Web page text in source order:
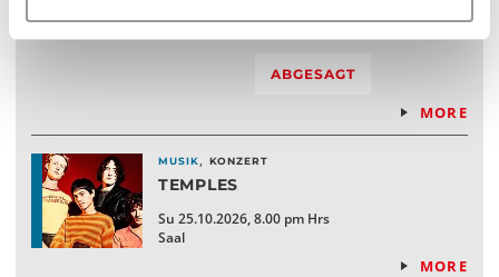
Saal
MORE
ABGESAGT
MUSIK, KONZERT
TEMPLES
Su 25.10.2026, 8.00 pm Hrs
Saal
MORE